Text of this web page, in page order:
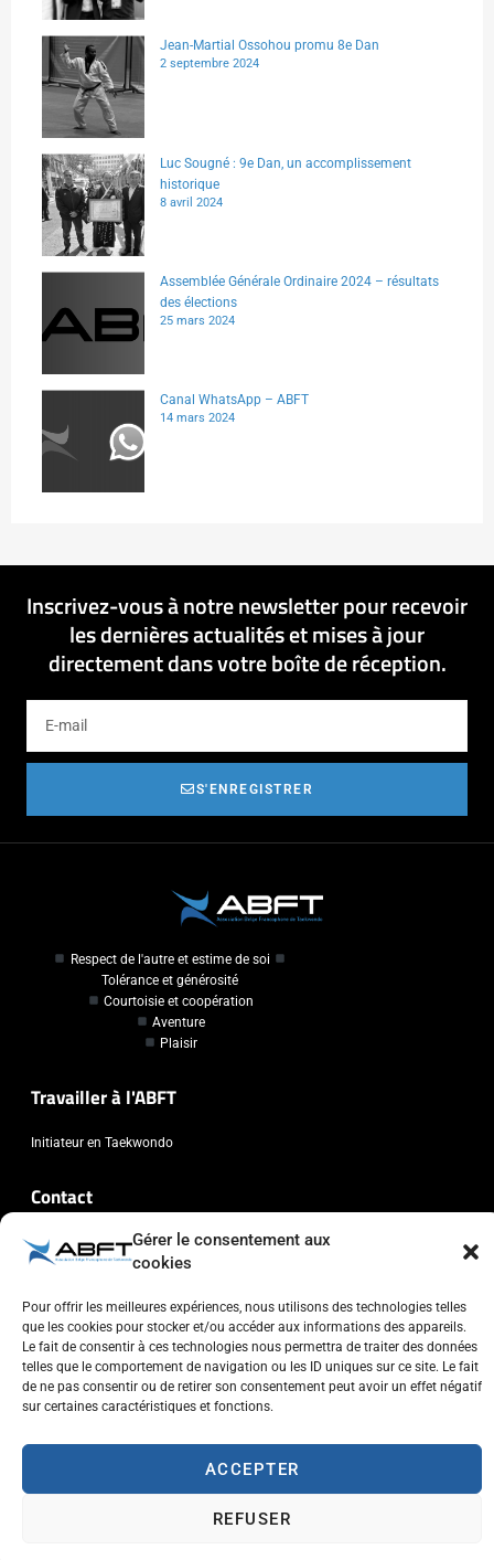
Gérer le consentement aux
cookies
Pour offrir les meilleures expériences, nous utilisons des technologies telles
que les cookies pour stocker et/ou accéder aux informations des appareils.
Le fait de consentir à ces technologies nous permettra de traiter des données
telles que le comportement de navigation ou les ID uniques sur ce site. Le fait
de ne pas consentir ou de retirer son consentement peut avoir un effet négatif
sur certaines caractéristiques et fonctions.
ACCEPTER
REFUSER
Jean-Martial Ossohou promu 8e Dan
2 septembre 2024
Luc Sougné : 9e Dan, un accomplissement
historique
8 avril 2024
Assemblée Générale Ordinaire 2024 – résultats
des élections
25 mars 2024
Canal WhatsApp – ABFT
14 mars 2024
Inscrivez-vous à notre newsletter pour recevoir
les dernières actualités et mises à jour
directement dans votre boîte de réception.
S'ENREGISTRER
Respect de l'autre et estime de soi
Tolérance et générosité
Courtoisie et coopération
Aventure
Plaisir
Travailler à l'ABFT
Initiateur en Taekwondo
Contact
Association Belge Francophone de Taekwondo
Chaussée de Wavre, 2057 - 1160 Auderghem
info@abft.be
+32 (0)2 347 34 77
Copyright © 2023 ABFT.BE – Tous droits réservés
Utilisation des cookies